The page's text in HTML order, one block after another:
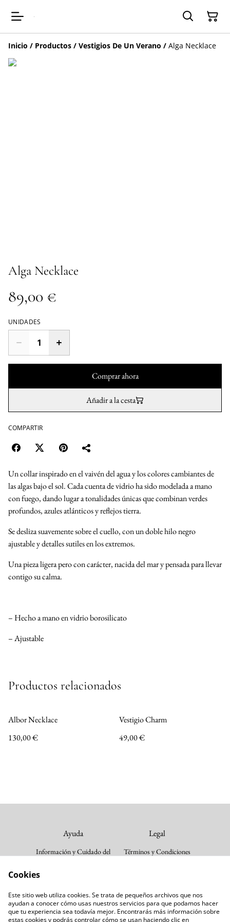
Inicio / Productos / Vestigios De Un Verano / Alga Necklace
Alga Necklace
89,00 €
UNIDADES
Comprar ahora
Añadir a la cesta
COMPARTIR
Un collar inspirado en el vaivén del agua y los colores cambiantes de
las algas bajo el sol. Cada cuenta de vidrio ha sido modelada a mano
con fuego, dando lugar a tonalidades únicas que combinan verdes
profundos, azules atlánticos y reflejos tierra.
Se desliza suavemente sobre el cuello, con un doble hilo negro
ajustable y detalles sutiles en los extremos.
Una pieza ligera pero con carácter, nacida del mar y pensada para llevar
contigo su calma.
– Hecho a mano en vidrio borosilicato
– Ajustable
Productos relacionados
Albor Necklace
130,00 €
Vestigio Charm
49,00 €
Ayuda
Información y Cuidado del
Legal
Términos y Condiciones
Follow us
Instagram
Contacta con nosotros
Cookies
Este sitio web utiliza cookies. Se trata de pequeños archivos que nos
ayudan a conocer cómo usas nuestros servicios para que podamos hacer
que tu experiencia sea todavía mejor. Encontrarás más información sobre
estas cookies y podrás controlar cómo se usan haciendo clic en